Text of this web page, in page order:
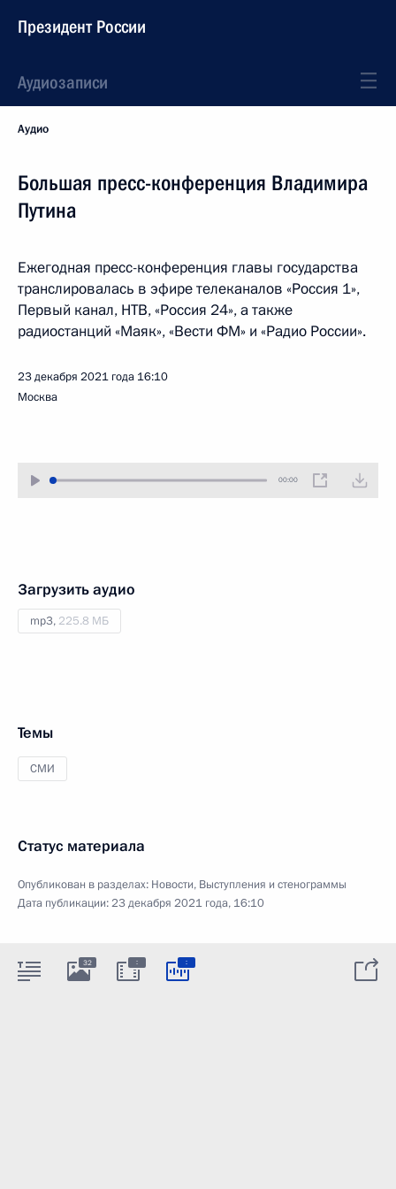
Президент России
Аудиозаписи
Аудио
Большая пресс-конференция Владимира
Путина
Ежегодная пресс-конференция главы государства
транслировалась в эфире телеканалов «Россия 1»,
Первый канал, НТВ, «Россия 24», а также
радиостанций «Маяк», «Вести ФМ» и «Радио России».
23 декабря 2021 года 16:10
Москва
00:00
Загрузить аудио
mp3, 225.8 МБ
Темы
СМИ
Статус материала
Опубликован в разделах: Новости, Выступления и стенограммы
Дата публикации:23 декабря 2021 года, 16:10
32 : :